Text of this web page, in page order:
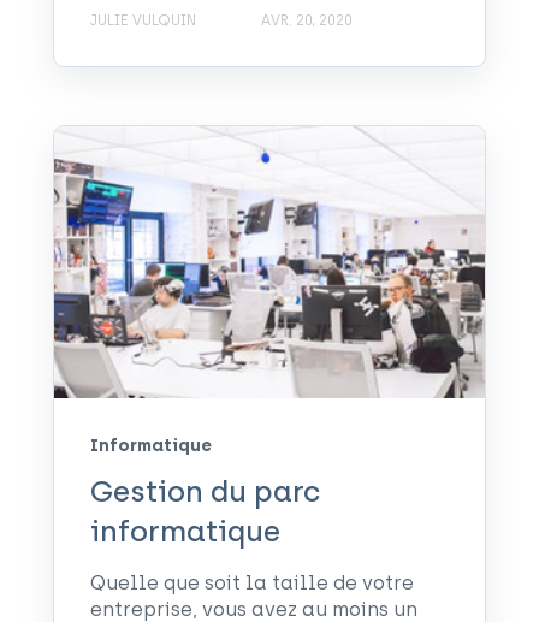
JULIE VULQUIN AVR. 20, 2020
Informatique
Gestion du parc
informatique
Quelle que soit la taille de votre
entreprise, vous avez au moins un